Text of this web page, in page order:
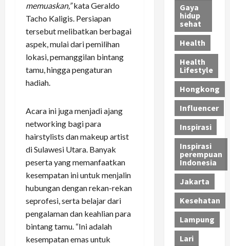
memuaskan,”kata Geraldo
Tacho Kaligis. Persiapan
tersebut melibatkan berbagai
aspek, mulai dari pemilihan
lokasi, pemanggilan bintang
tamu, hingga pengaturan
hadiah.
Acara ini juga menjadi ajang
networking bagi para
hairstylists dan makeup artist
di Sulawesi Utara. Banyak
peserta yang memanfaatkan
kesempatan ini untuk menjalin
hubungan dengan rekan-rekan
seprofesi, serta belajar dari
pengalaman dan keahlian para
bintang tamu. “Ini adalah
kesempatan emas untuk
Gaya
hidup
sehat
Health
Health
Lifestyle
Hongkong
Influencer
Inspirasi
Inspirasi
perempuan
Indonesia
Jakarta
Kesehatan
Lampung
Lari